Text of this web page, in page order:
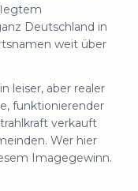
Deutschland in
weit über
leiser, aber realer
funktionierender
verkauft
Wer hier
Imagegewinn.